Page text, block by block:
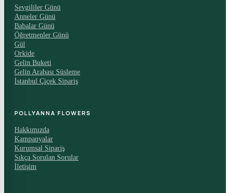
Sevgililer Günü
Anneler Günü
Babalar Günü
Öğretmenler Günü
Gül
Orkide
Gelin Buketi
Gelin Arabası Süsleme
İstanbul Çiçek Sipariş
POLLYANNA FLOWERS
Hakkımızda
Kampanyalar
Kurumsal Sipariş
Sıkça Sorulan Sorular
İletişim